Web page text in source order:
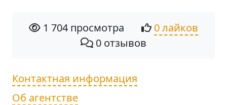
1 704 просмотра
0 лайков
0 отзывов
Контактная информация
Об агентстве